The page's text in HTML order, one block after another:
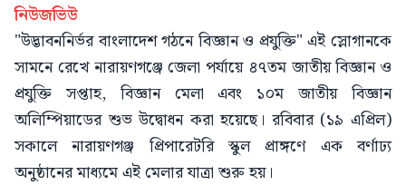
নিউজভিউ
"উদ্ভাবননির্ভর বাংলাদেশ গঠনে বিজ্ঞান ও প্রযুক্তি" এই স্লোগানকে
সামনে রেখে নারায়ণগঞ্জে জেলা পর্যায়ে ৪৭তম জাতীয় বিজ্ঞান ও
প্রযুক্তি সপ্তাহ, বিজ্ঞান মেলা এবং ১০ম জাতীয় বিজ্ঞান
অলিম্পিয়াডের শুভ উদ্বোধন করা হয়েছে। রবিবার (১৯ এপ্রিল)
সকালে নারায়ণগঞ্জ প্রিপারেটরি স্কুল প্রাঙ্গণে এক বর্ণাঢ্য
অনুষ্ঠানের মাধ্যমে এই মেলার যাত্রা শুরু হয়।